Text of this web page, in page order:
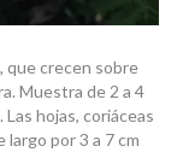
que crecen sobre
Muestra de 2 a 4
hojas, coriáceas
largo por 3 a 7 cm